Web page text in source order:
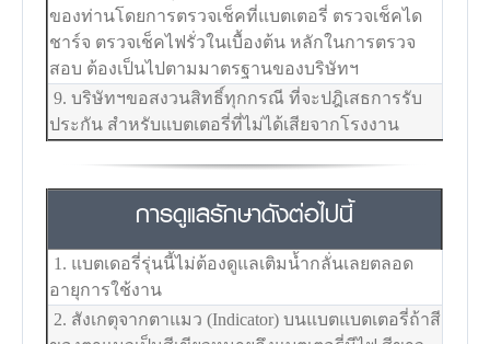
ของท่านโดยการตรวจเช็คที่แบตเตอรี่ ตรวจเช็คได
ชาร์จ ตรวจเช็คไฟรั่วในเบื้องต้น หลักในการตรวจ
สอบ ต้องเป็นไปตามมาตรฐานของบริษัทฯ
9. บริษัทฯขอสงวนสิทธิ์ทุกกรณี ที่จะปฎิเสธการรับ
ประกัน สำหรับแบตเตอรี่ที่ไม่ได้เสียจากโรงงาน
การดูแลรักษาดังต่อไปนี้
1. แบตเดอรี่รุ่นนี้ไม่ต้องดูแลเติมน้ำกลั่นเลยตลอด
อายุการใช้งาน
2. สังเกตุจากตาแมว (Indicator) บนแบตแบตเตอรี่ถ้าสี